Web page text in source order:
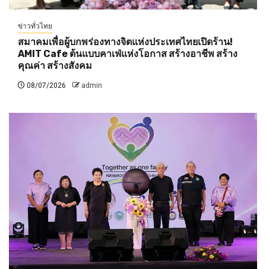
ข่าวทั่วไทย
สมาคมเพื่อผู้บกพร่องทางจิตแห่งประเทศไทยเปิดร้าน!
AMIT Cafe ต้นแบบคาเฟ่แห่งโอกาส สร้างอาชีพ สร้าง
คุณค่า สร้างสังคม
08/07/2026 admin